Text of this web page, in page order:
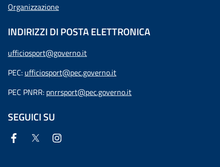
Organizzazione
INDIRIZZI DI POSTA ELETTRONICA
ufficiosport@governo.it
PEC: ufficiosport@pec.governo.it
PEC PNRR: pnrrsport@pec.governo.it
SEGUICI SU